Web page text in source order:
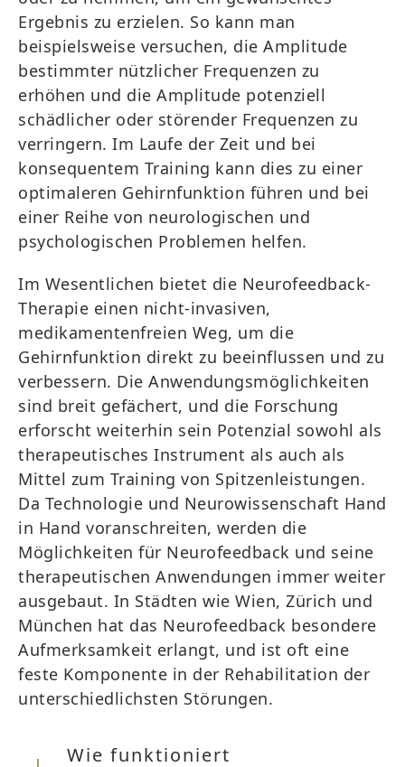
Ergebnis zu erzielen. So kann man
beispielsweise versuchen, die Amplitude
bestimmter nützlicher Frequenzen zu
erhöhen und die Amplitude potenziell
schädlicher oder störender Frequenzen zu
verringern. Im Laufe der Zeit und bei
konsequentem Training kann dies zu einer
optimaleren Gehirnfunktion führen und bei
einer Reihe von neurologischen und
psychologischen Problemen helfen.
Im Wesentlichen bietet die Neurofeedback-
Therapie einen nicht-invasiven,
medikamentenfreien Weg, um die
Gehirnfunktion direkt zu beeinflussen und zu
verbessern. Die Anwendungsmöglichkeiten
sind breit gefächert, und die Forschung
erforscht weiterhin sein Potenzial sowohl als
therapeutisches Instrument als auch als
Mittel zum Training von Spitzenleistungen.
Da Technologie und Neurowissenschaft Hand
in Hand voranschreiten, werden die
Möglichkeiten für Neurofeedback und seine
therapeutischen Anwendungen immer weiter
ausgebaut. In Städten wie Wien, Zürich und
München hat das Neurofeedback besondere
Aufmerksamkeit erlangt, und ist oft eine
feste Komponente in der Rehabilitation der
unterschiedlichsten Störungen.
Wie funktioniert